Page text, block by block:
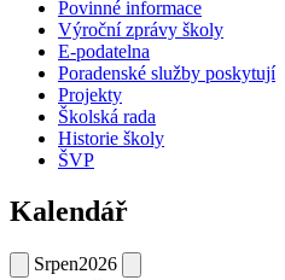
Povinné informace
Výroční zprávy školy
E-podatelna
Poradenské služby poskytují
Projekty
Školská rada
Historie školy
ŠVP
Kalendář
Srpen2026